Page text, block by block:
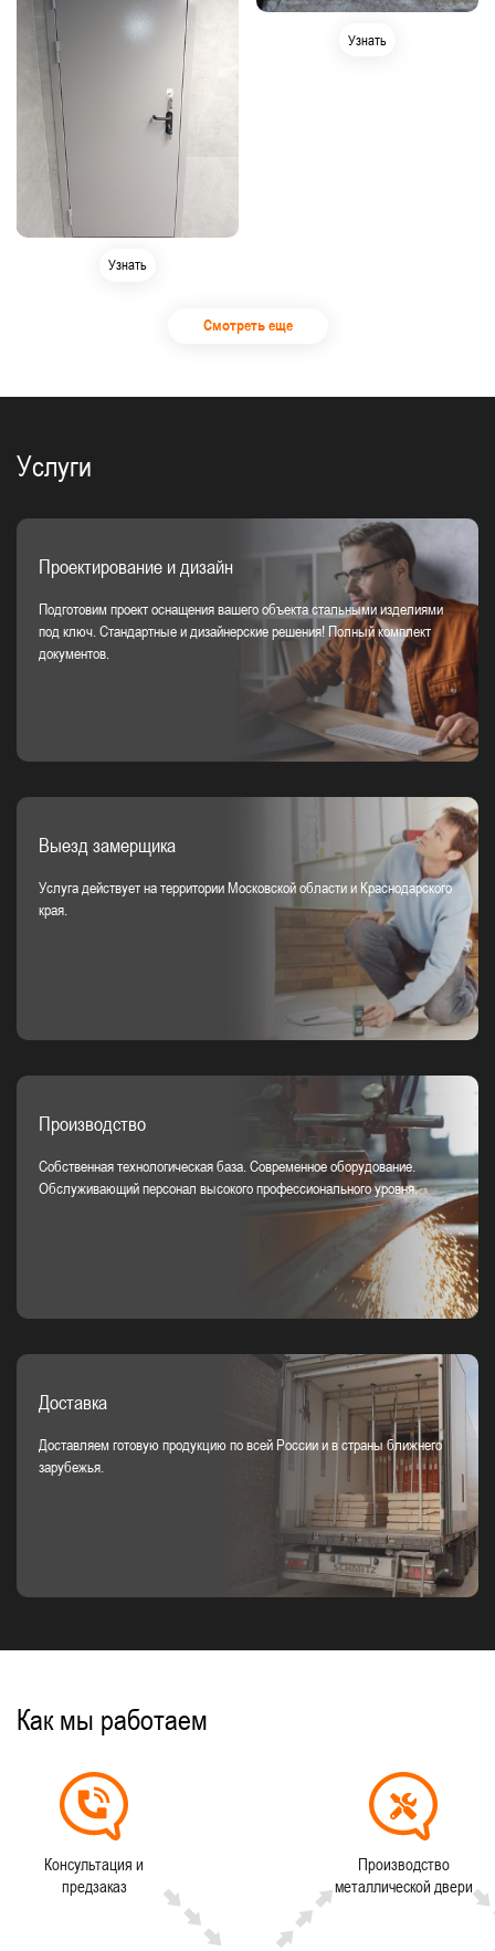
Узнать
Узнать
Смотреть еще
Услуги
Проектирование и дизайн
Подготовим проект оснащения вашего объекта стальными изделиями
под ключ. Стандартные и дизайнерские решения! Полный комплект
документов.
Выезд замерщика
Услуга действует на территории Московской области и Краснодарского
края.
Производство
Собственная технологическая база. Современное оборудование.
Обслуживающий персонал высокого профессионального уровня.
Доставка
Доставляем готовую продукцию по всей России и в страны ближнего
зарубежья.
Как мы работаем
Консультация и
предзаказ
Производство
металлической двери